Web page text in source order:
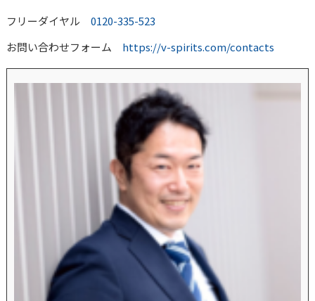
フリーダイヤル 0120-335-523
お問い合わせフォーム https://v-spirits.com/contacts